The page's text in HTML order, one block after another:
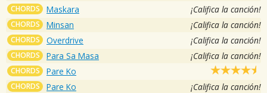
CHORDS Maskara ¡Califica la canción!
CHORDS Minsan ¡Califica la canción!
CHORDS Overdrive ¡Califica la canción!
CHORDS Para Sa Masa ¡Califica la canción!
CHORDS Pare Ko
CHORDS Pare Ko ¡Califica la canción!